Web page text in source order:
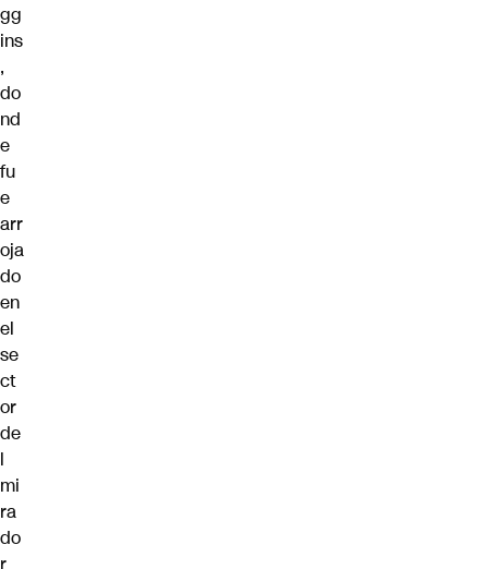
gg
ins
,
do
nd
e
fu
e
arr
oja
do
en
el
se
ct
or
de
l
mi
ra
do
r